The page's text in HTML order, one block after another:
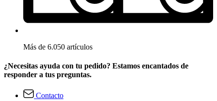
Más de 6.050 artículos
¿Necesitas ayuda con tu pedido? Estamos encantados de
responder a tus preguntas.
Contacto